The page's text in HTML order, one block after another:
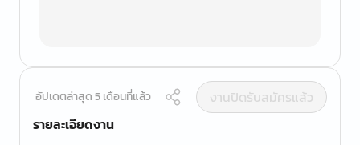
อัปเดตล่าสุด 5 เดือนที่แล้ว
งานปิดรับสมัครแล้ว
รายละเอียดงาน